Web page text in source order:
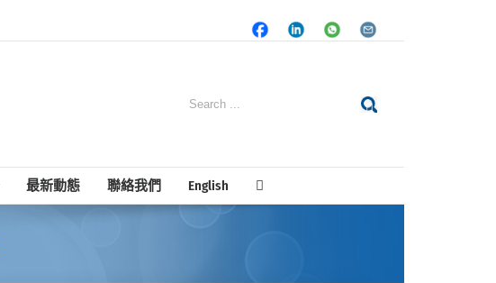
FacebookLinkedInWhatsapp
Email
Search
最新動態 聯絡我們 English